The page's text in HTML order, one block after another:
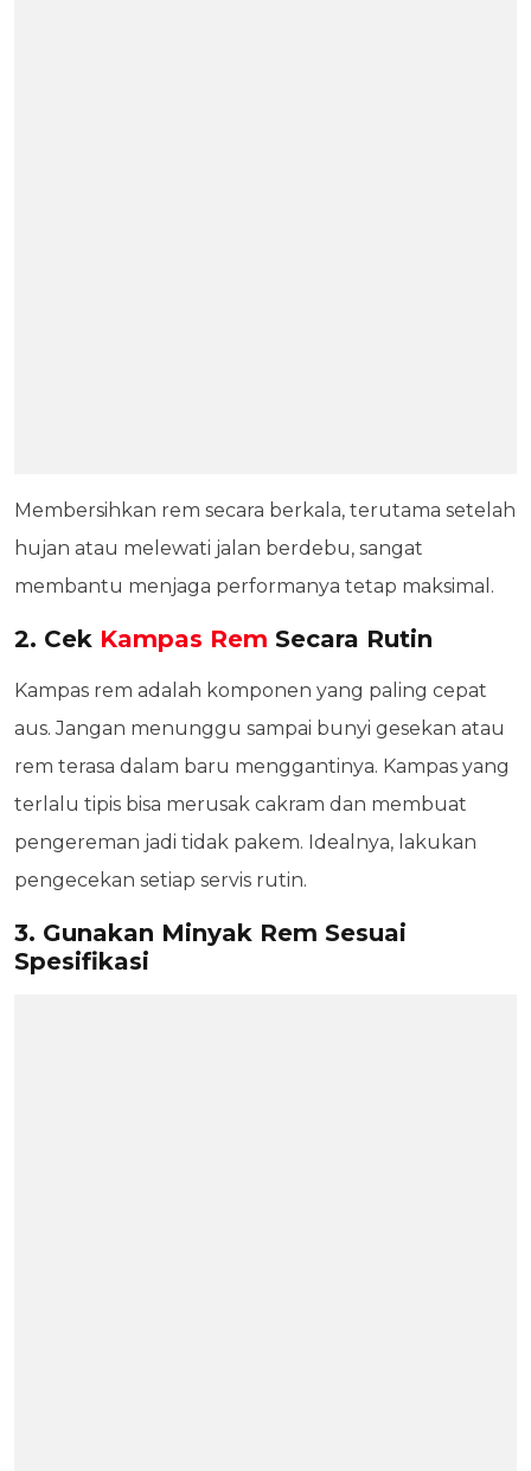
Membersihkan rem secara berkala, terutama setelah
hujan atau melewati jalan berdebu, sangat
membantu menjaga performanya tetap maksimal.
2. Cek Kampas Rem Secara Rutin
Kampas rem adalah komponen yang paling cepat
aus. Jangan menunggu sampai bunyi gesekan atau
rem terasa dalam baru menggantinya. Kampas yang
terlalu tipis bisa merusak cakram dan membuat
pengereman jadi tidak pakem. Idealnya, lakukan
pengecekan setiap servis rutin.
3. Gunakan Minyak Rem Sesuai
Spesifikasi